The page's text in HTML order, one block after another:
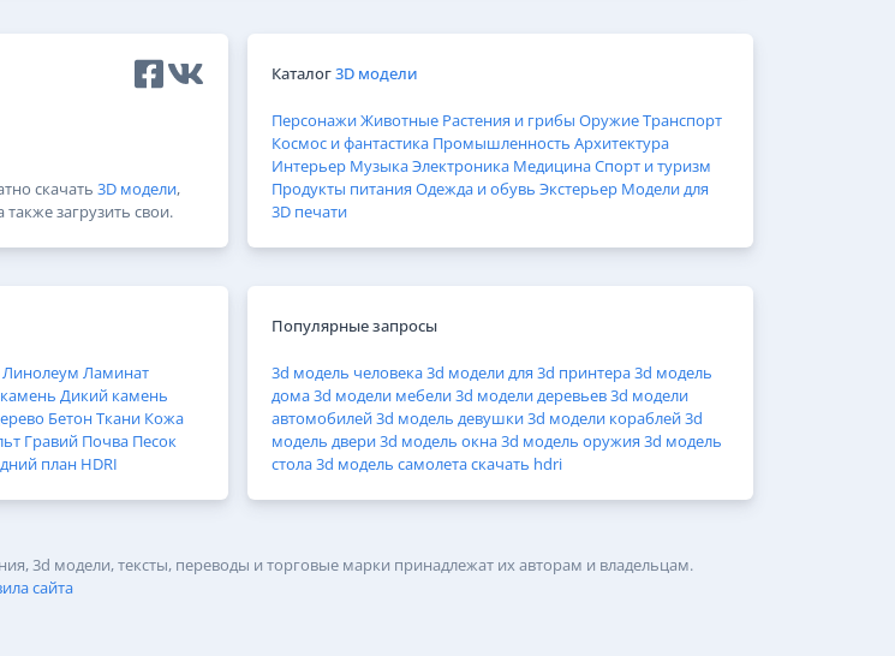
скачать 3D модели,
также загрузить свои.
Каталог3D модели
ПерсонажиЖивотные Растения и грибы ОружиеТранспорт
Космос и фантастика Промышленность Архитектура
Интерьер МузыкаЭлектроника МедицинаСпорт и туризм
Продукты питания Одежда и обувь Экстерьер Модели для
3D печати
Линолеум Ламинат
Дикий камень
БетонТкани Кожа
Гравий Почва Песок
план HDRI
Популярные запросы
3d модель человека3d модели для 3d принтера3d модель
дома3d модели мебели3d модели деревьев3d модели
автомобилей3d модель девушки3d модели кораблей3d
модель двери3d модель окна3d модель оружия 3d модель
стола3d модель самолетаскачать hdri
3d модели, тексты, переводы и торговые марки принадлежат их авторам и владельцам.
сайта